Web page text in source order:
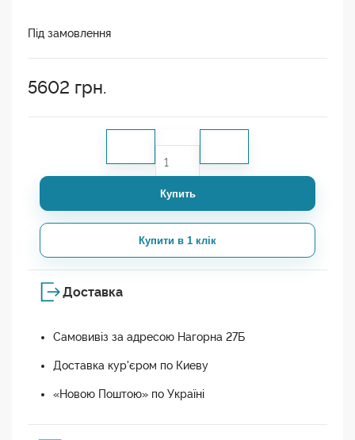
Під замовлення
5602 грн.
Купить
Купити в 1 клік
Доставка
Самовивіз за адресою Нагорна 27Б
Доставка кур'єром по Киеву
«Новою Поштою» по Україні